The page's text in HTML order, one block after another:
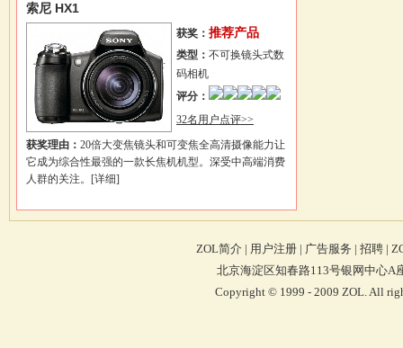
索尼 HX1
获奖： 推荐产品
类型： 不可换镜头式数
码相机
评分：
32名用户点评>>
获奖理由： 20倍大变焦镜头和可变焦全高清摄像能力让
它成为综合性最强的一款长焦机机型。深受中高端消费
人群的关注。 [详细]
ZOL简介 | 用户注册 | 广告服务 | 招聘 |
北京海淀区知春路113号银网中心A
Copyright © 1999 - 2009 ZOL. All